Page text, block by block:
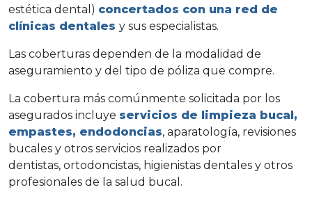
estética dental) concertados con una red de
clínicas dentales y sus especialistas.
Las coberturas dependen de la modalidad de
aseguramiento y del tipo de póliza que compre.
La cobertura más comúnmente solicitada por los
asegurados incluye servicios de limpieza bucal,
empastes, endodoncias, aparatología, revisiones
bucales y otros servicios realizados por
dentistas, ortodoncistas, higienistas dentales y otros
profesionales de la salud bucal.